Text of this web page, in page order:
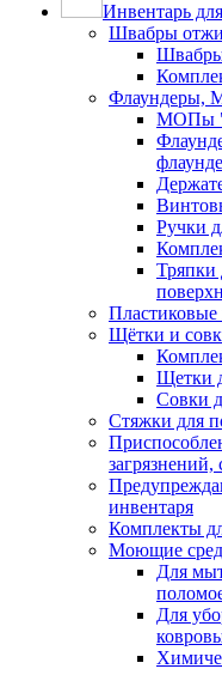
Инвентарь
Швабры
Флаундеры,
МОПы
Ручки
Тряпки
Пластиковые
Щётки и
Щетки
Совки
Стяжки для
загрязнений,
инвентаря
Комплекты
Моющие
Для
Для